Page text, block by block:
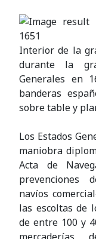
Interior de la
durante la
Generales en
banderas
sobre table y
Los Estados
maniobra
Acta de
prevenciones
navíos
las escoltas de
de entre 100 y